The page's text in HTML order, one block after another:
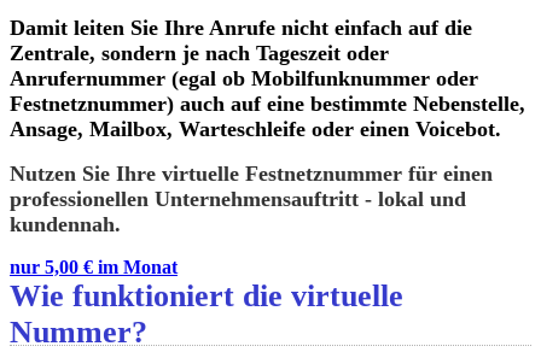
Damit leiten Sie Ihre Anrufe nicht einfach auf die
Zentrale, sondern je nach Tageszeit oder
Anrufernummer (egal ob Mobilfunknummer oder
Festnetznummer) auch auf eine bestimmte Nebenstelle,
Ansage, Mailbox, Warteschleife oder einen Voicebot.
Nutzen Sie Ihre virtuelle Festnetznummer für einen
professionellen Unternehmensauftritt - lokal und
kundennah.
nur 5,00 € im Monat
Wie funktioniert die virtuelle
Nummer?
Tenios Support
Online